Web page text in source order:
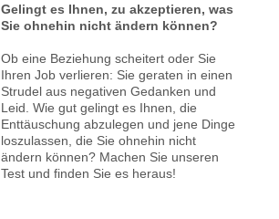
Gelingt es Ihnen, zu akzeptieren, was
Sie ohnehin nicht ändern können?
Ob eine Beziehung scheitert oder Sie
Ihren Job verlieren: Sie geraten in einen
Strudel aus negativen Gedanken und
Leid. Wie gut gelingt es Ihnen, die
Enttäuschung abzulegen und jene Dinge
loszulassen, die Sie ohnehin nicht
ändern können? Machen Sie unseren
Test und finden Sie es heraus!